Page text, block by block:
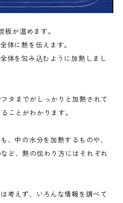
が温めます。
に熱を伝えます。
体を包み込むように加熱しまし
タまでがしっかりと加熱されて
ことがわかります。
、中の水分を加熱するものや、
ど、熱の伝わり方にはそれぞれ
考えず、いろんな情報を調べて